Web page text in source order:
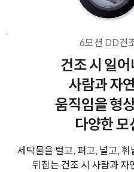
6모션 DD건
건조 시 일
사람과 자
움직임을 형
다양한 모
세탁물을 털고, 펴고, 널고,
뒤집는 건조 시 사람과 자